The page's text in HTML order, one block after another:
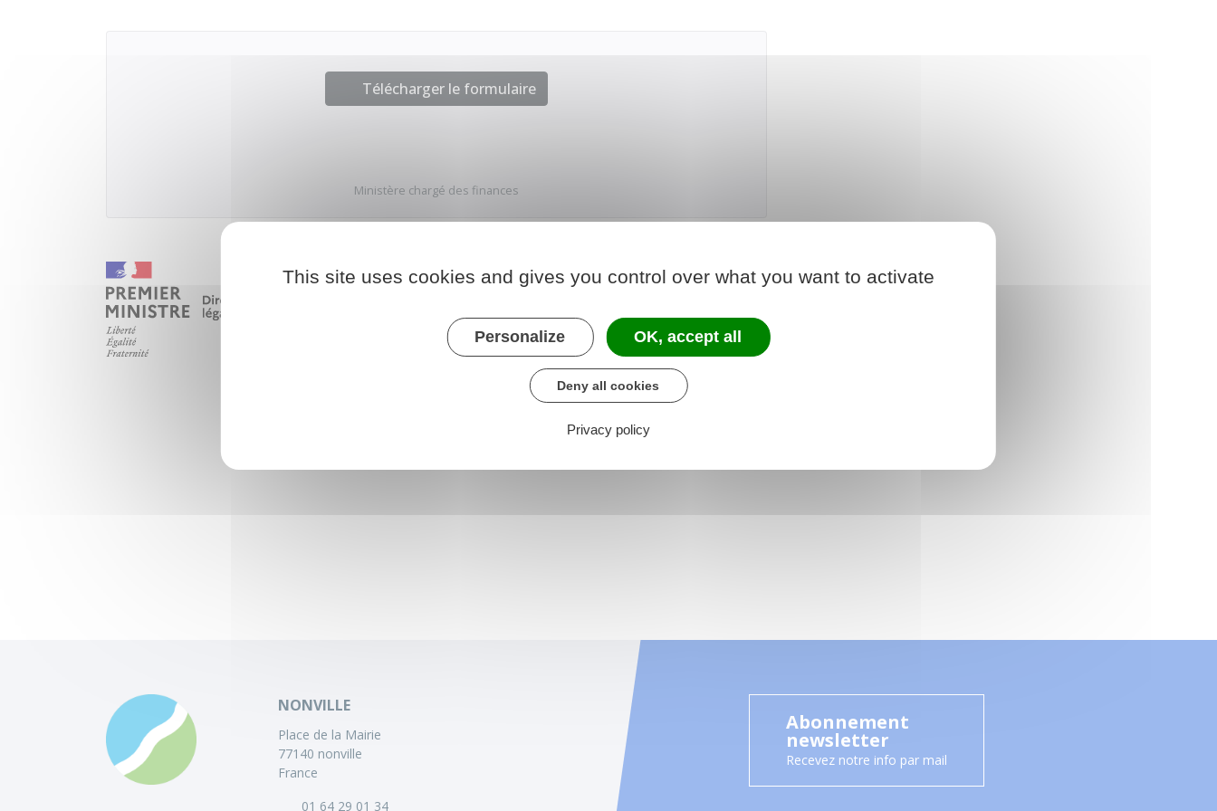
Télécharger le formulaire
Ministère chargé des finances
NONVILLE
Place de la Mairie
77140 nonville
France
01 64 29 01 34
Abonnement
newsletter
Recevez notre info par mail
This site uses cookies and gives you control over what you want to activate
Personalize OK, accept all
Deny all cookies
Privacy policy